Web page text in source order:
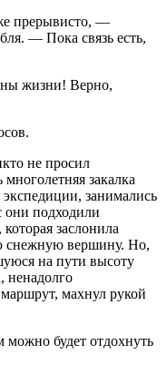
прерывисто, —
— Пока связь есть,
жизни! Верно,
не просил
закалка
занимались
они подходили
заслонила
снежную вершину. Но,
на пути высоту
ненадолго
махнул рукой
будет отдохнуть